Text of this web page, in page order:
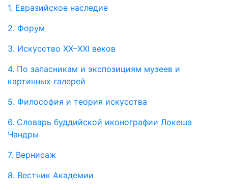
1. Евразийское наследие
2. Форум
3. Искусство XX–XXI веков
4. По запасникам и экспозициям музеев и
картинных галерей
5. Философия и теория искусства
6. Словарь буддийской иконографии Локеша
Чандры
7. Вернисаж
8. Вестник Академии